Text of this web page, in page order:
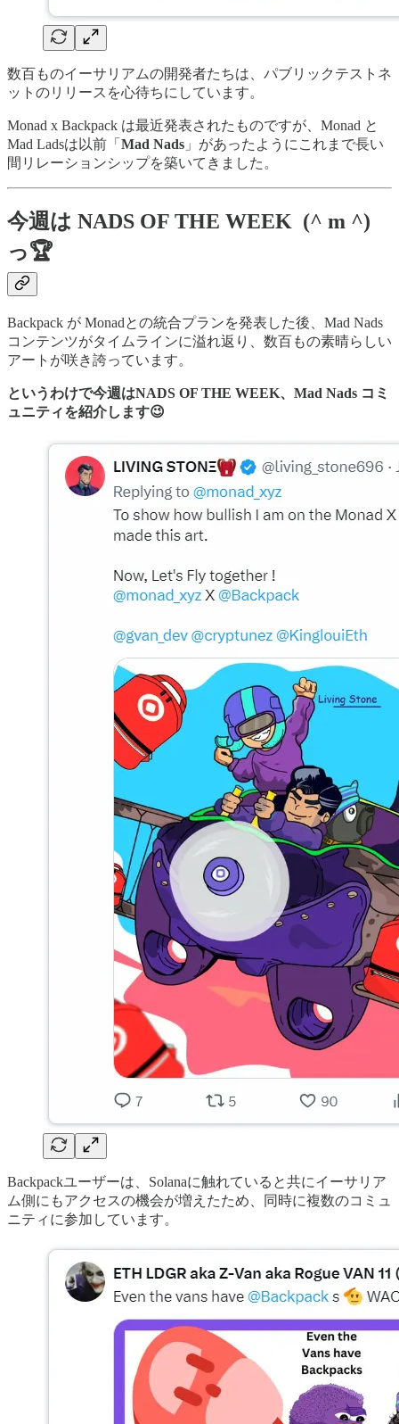
数百ものイーサリアムの開発者たちは、パブリックテストネ
ットのリリースを心待ちにしています。
Monad x Backpack は最近発表されたものですが、Monad と
Mad Ladsは以前「 Mad Nads 」があったようにこれまで長い
間リレーションシップを築いてきました。
今週は NADS OF THE WEEK (^ m ^)
っ🏆
Backpack が Monadとの統合プランを発表した後、Mad Nads
コンテンツがタイムラインに溢れ返り、数百もの素晴らしい
アートが咲き誇っています。
というわけで今週はNADS OF THE WEEK、Mad Nads コミ
ュニティを紹介します😉
Backpackユーザーは、Solanaに触れていると共にイーサリア
ム側にもアクセスの機会が増えたため、同時に複数のコミュ
ニティに参加しています。